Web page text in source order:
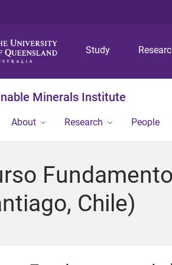
Study
Minerals Institute
About Research People
Chile)